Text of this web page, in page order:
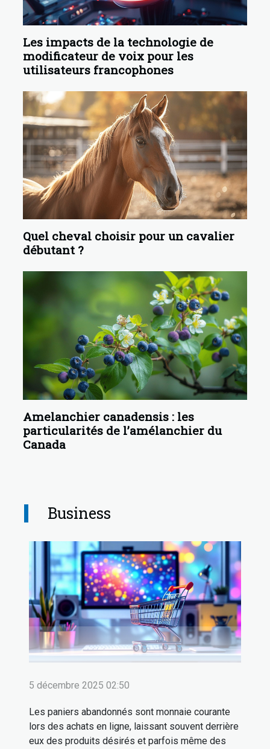
Les impacts de la technologie de
modificateur de voix pour les
utilisateurs francophones
Quel cheval choisir pour un cavalier
débutant ?
Amelanchier canadensis : les
particularités de l’amélanchier du
Canada
Business
5 décembre 2025 02:50
Les paniers abandonnés sont monnaie courante
lors des achats en ligne, laissant souvent derrière
eux des produits désirés et parfois même des